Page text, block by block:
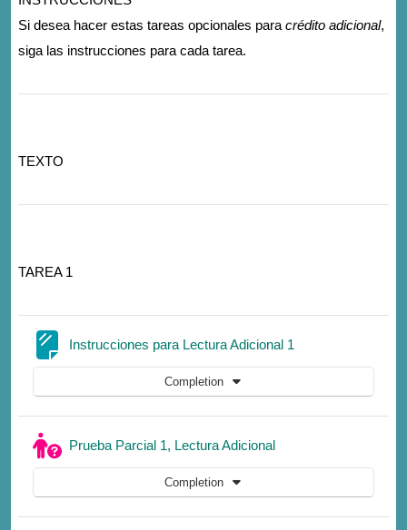
Si desea hacer estas tareas opcionales para crédito adicional,
siga las instrucciones para cada tarea.
TEXTO
TAREA 1
Instrucciones para Lectura Adicional 1
Completion
Prueba Parcial 1, Lectura AdicionalQuiz
Completion